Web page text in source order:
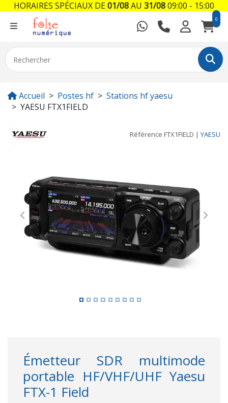
0
Accueil Postes hf
Stations hf yaesu
YAESU FTX1FIELD
Référence FTX1FIELD | YAESU
Previous Next
Émetteur SDR multimode
portable HF/VHF/UHF Yaesu
FTX-1 Field
HORAIRES SPÉCIAUX DE01/08AU 31/0809:00 - 15:00